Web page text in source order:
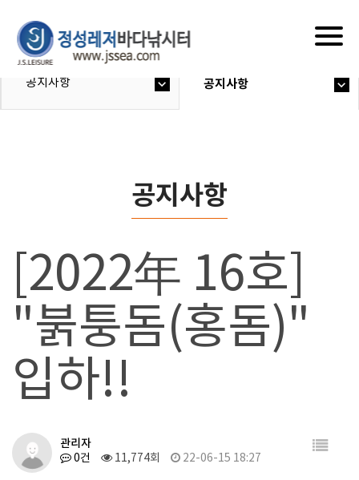
공지사항 공지사항
공지사항
[2022年 16호]
"붉퉁돔(홍돔)"
입하!!
관리자
0건 11,774회 22-06-15 18:27